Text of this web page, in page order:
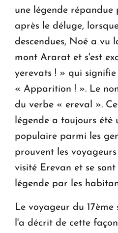
une légende répandue
après le déluge,
descendues, Noé a vu
mont Ararat et s'est
yerevats ! » qui
« Apparition ! ». Le
du verbe « ereval ».
légende a toujours été
populaire parmi les
prouvent les
visité Erevan et se
légende par les
Le voyageur du 17ème
l'a décrit de cette